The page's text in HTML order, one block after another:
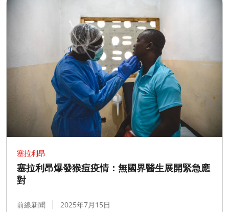
塞拉利昂
塞拉利昂爆發猴痘疫情：無國界醫生展開緊急應
對
前線新聞 2025年7月15日